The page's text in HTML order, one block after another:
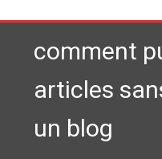
au
contenucomment
articles
un blog